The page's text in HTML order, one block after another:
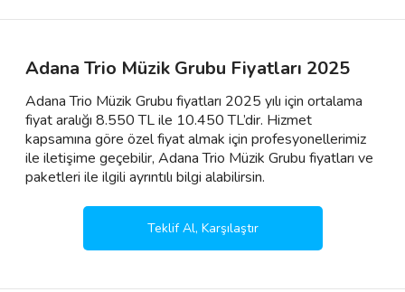
Adana Trio Müzik Grubu Fiyatları 2025
Adana Trio Müzik Grubu fiyatları 2025 yılı için ortalama
fiyat aralığı 8.550 TL ile 10.450 TL’dir. Hizmet
kapsamına göre özel fiyat almak için profesyonellerimiz
ile iletişime geçebilir, Adana Trio Müzik Grubu fiyatları ve
paketleri ile ilgili ayrıntılı bilgi alabilirsin.
Teklif Al, Karşılaştır